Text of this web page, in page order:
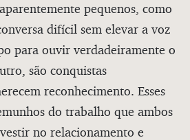
pequenos, como
difícil sem elevar a voz
para ouvir verdadeiramente o
são conquistas
reconhecimento. Esses
do trabalho que ambos
no relacionamento e